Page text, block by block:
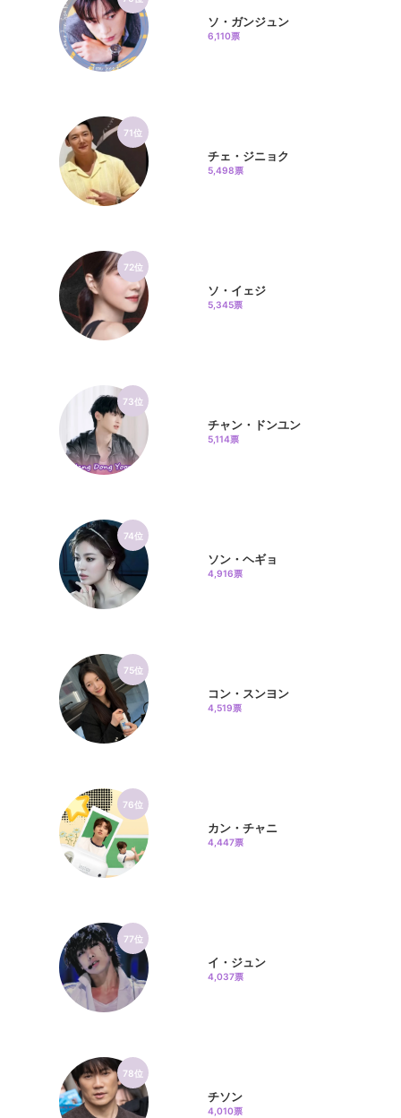
ソ・ガンジュン
6,110票
71位
チェ・ジニョク
5,498票
72位
ソ・イェジ
5,345票
73位
チャン・ドンユン
5,114票
74位
ソン・ヘギョ
4,916票
75位
コン・スンヨン
4,519票
76位
カン・チャニ
4,447票
77位
イ・ジュン
4,037票
78位
チソン
4,010票